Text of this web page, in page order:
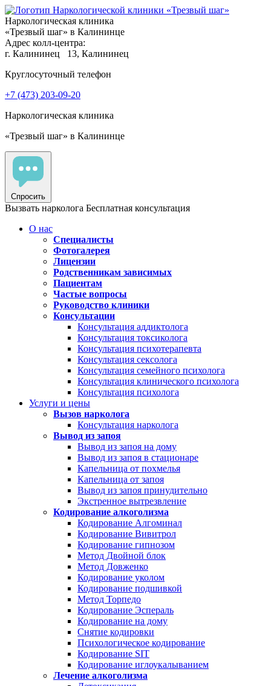
Наркологическая клиника
«Трезвый шаг» в Калининце
Адрес колл-центра:
г. Калининец
13, Калининец
Круглосуточный телефон
+7 (473) 203-09-20
Наркологическая клиника
«Трезвый шаг» в Калининце
Спросить
Вызвать нарколога Бесплатная консультация
О нас
Специалисты
Фотогалерея
Лицензии
Родственникам зависимых
Пациентам
Частые вопросы
Руководство клиники
Консультации
Консультация аддиктолога
Консультация токсиколога
Консультация психотерапевта
Консультация сексолога
Консультация семейного психолога
Консультация клинического психолога
Консультация психолога
Услуги и цены
Вызов нарколога
Консультация нарколога
Вывод из запоя
Вывод из запоя на дому
Вывод из запоя в стационаре
Капельница от похмелья
Капельница от запоя
Вывод из запоя принудительно
Экстренное вытрезвление
Кодирование алкоголизма
Кодирование Алгоминал
Кодирование Вивитрол
Кодирование гипнозом
Метод Двойной блок
Метод Довженко
Кодирование уколом
Кодирование подшивкой
Метод Торпедо
Кодирование Эспераль
Кодирование на дому
Снятие кодировки
Психологическое кодирование
Кодирование SIT
Кодирование иглоукалыванием
Лечение алкоголизма